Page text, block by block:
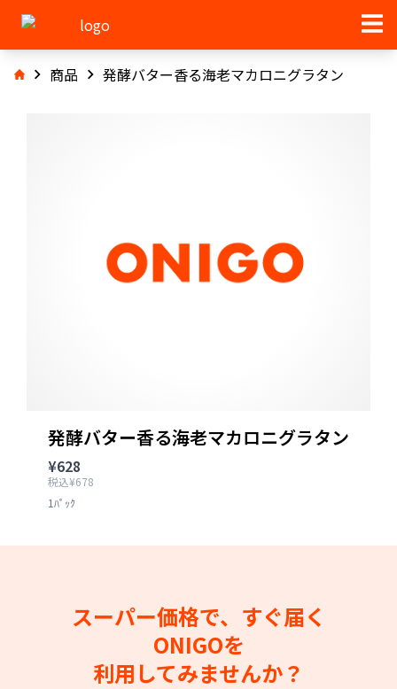
商品 発酵バター香る海老マカロニグラタン
発酵バター香る海老マカロニグラタン
¥628
税込¥678
1ﾊﾟｯｸ
スーパー価格で、すぐ届く
ONIGOを
利用してみませんか？